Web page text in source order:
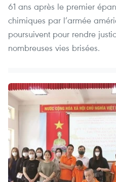
61 ans après le premier
chimiques par l’armée
poursuivent pour rendre
nombreuses vies brisées.